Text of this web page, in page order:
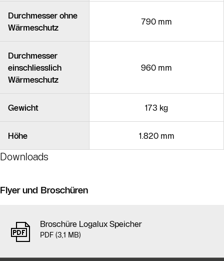
Durchmesser ohne
Wärmeschutz
790 mm
Durchmesser
einschliesslich
Wärmeschutz
960 mm
Gewicht 173 kg
Höhe 1.820 mm
Downloads
Flyer und Broschüren
Broschüre Logalux Speicher
PDF (3,1 MB)